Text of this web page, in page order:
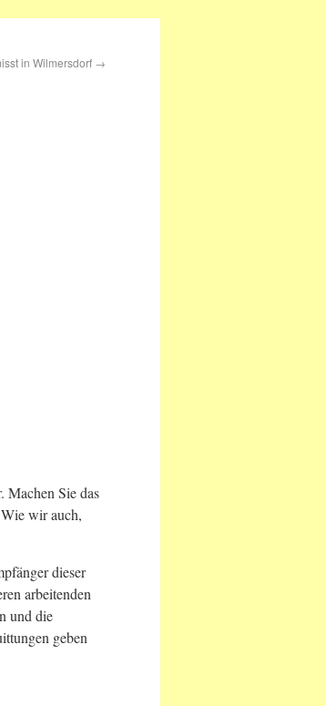
in Wilmersdorf →
Machen Sie das
wir auch,
dieser
arbeitenden
und die
geben